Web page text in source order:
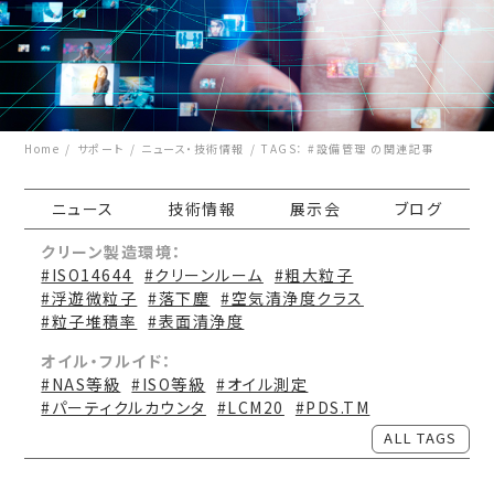
Home サポート ニュース・技術情報 TAGS： #設備管理 の関連記事
ニュース 技術情報 展示会
ブログ
クリーン製造環境：
#ISO14644 #クリーンルーム #粗大粒子
#浮遊微粒子 #落下塵 #空気清浄度クラス
#粒子堆積率
#表面清浄度
オイル・フルイド：
#NAS等級 #ISO等級 #オイル測定
#パーティクルカウンタ
#LCM20 #PDS.TM
ALL TAGS